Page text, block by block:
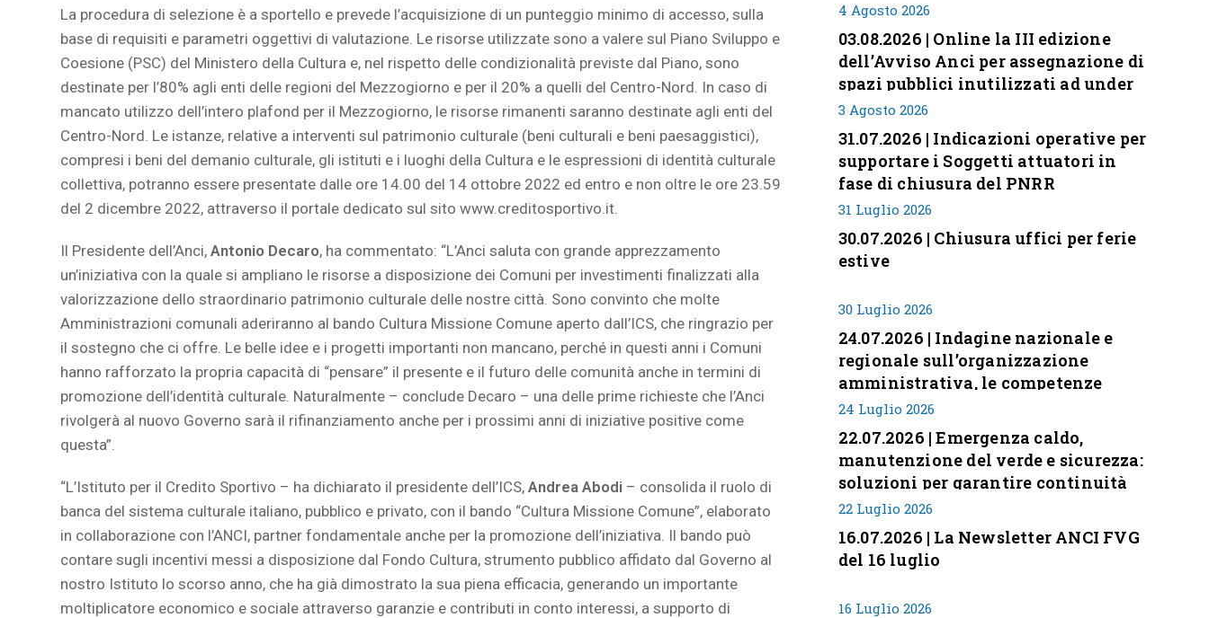
La procedura di selezione è a sportello e prevede l’acquisizione di un punteggio minimo di accesso, sulla
base di requisiti e parametri oggettivi di valutazione. Le risorse utilizzate sono a valere sul Piano Sviluppo e
Coesione (PSC) del Ministero della Cultura e, nel rispetto delle condizionalità previste dal Piano, sono
destinate per l’80% agli enti delle regioni del Mezzogiorno e per il 20% a quelli del Centro-Nord. In caso di
mancato utilizzo dell’intero plafond per il Mezzogiorno, le risorse rimanenti saranno destinate agli enti del
Centro-Nord. Le istanze, relative a interventi sul patrimonio culturale (beni culturali e beni paesaggistici),
compresi i beni del demanio culturale, gli istituti e i luoghi della Cultura e le espressioni di identità culturale
collettiva, potranno essere presentate dalle ore 14.00 del 14 ottobre 2022 ed entro e non oltre le ore 23.59
del 2 dicembre 2022, attraverso il portale dedicato sul sito www.creditosportivo.it.
Il Presidente dell’Anci,Antonio Decaro, ha commentato: “L’Anci saluta con grande apprezzamento
un’iniziativa con la quale si ampliano le risorse a disposizione dei Comuni per investimenti finalizzati alla
valorizzazione dello straordinario patrimonio culturale delle nostre città. Sono convinto che molte
Amministrazioni comunali aderiranno al bando Cultura Missione Comune aperto dall’ICS, che ringrazio per
il sostegno che ci offre. Le belle idee e i progetti importanti non mancano, perché in questi anni i Comuni
hanno rafforzato la propria capacità di “pensare” il presente e il futuro delle comunità anche in termini di
promozione dell’identità culturale. Naturalmente – conclude Decaro – una delle prime richieste che l’Anci
rivolgerà al nuovo Governo sarà il rifinanziamento anche per i prossimi anni di iniziative positive come
questa”.
“L’Istituto per il Credito Sportivo – ha dichiarato il presidente dell’ICS,Andrea Abodi – consolida il ruolo di
banca del sistema culturale italiano, pubblico e privato, con il bando “Cultura Missione Comune”, elaborato
in collaborazione con l’ANCI, partner fondamentale anche per la promozione dell’iniziativa. Il bando può
contare sugli incentivi messi a disposizione dal Fondo Cultura, strumento pubblico affidato dal Governo al
nostro Istituto lo scorso anno, che ha già dimostrato la sua piena efficacia, generando un importante
moltiplicatore economico e sociale attraverso garanzie e contributi in conto interessi, a supporto di
4 Agosto 2026
03.08.2026 | Online la III edizione
dell’Avviso Anci per assegnazione di
spazi pubblici inutilizzati ad under
35
3 Agosto 2026
31.07.2026 | Indicazioni operative per
supportare i Soggetti attuatori in
fase di chiusura del PNRR
31 Luglio 2026
30.07.2026 | Chiusura uffici per ferie
estive
30 Luglio 2026
24.07.2026 | Indagine nazionale e
regionale sull’organizzazione
amministrativa, le competenze
professionali e i modelli di gestione
nei piccoli Comuni italiani
24 Luglio 2026
22.07.2026 | Emergenza caldo,
manutenzione del verde e sicurezza:
soluzioni per garantire continuità
servizi
22 Luglio 2026
16.07.2026 | La Newsletter ANCI FVG
del 16 luglio
16 Luglio 2026